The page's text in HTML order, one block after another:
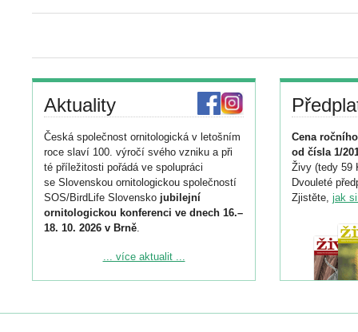
Aktuality
Česká společnost ornitologická v letošním
roce slaví 100. výročí svého vzniku a při
té příležitosti pořádá ve spolupráci
se Slovenskou ornitologickou společností
SOS/BirdLife Slovensko jubilejní
ornitologickou konferenci ve dnech 16.–
18. 10. 2026 v Brně.
Podrobnější informace ke konferenci
Registrovat se můžete do 6. září.
... více aktualit ...
Cena
od čísla 1/
Živy (tedy 59
Dvouleté
Zjistěte, jak